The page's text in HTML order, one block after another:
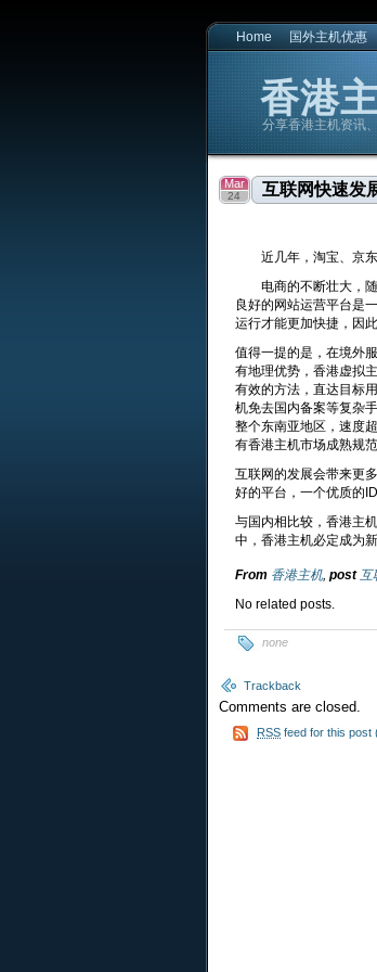
Home 国外主机优惠
香港
分享香港主机资讯
互联网快速发
Mar
24
近几年，淘宝、京东
电商的不断壮大，随
良好的网站运营平台是
运行才能更加快捷，因
值得一提的是，在境外
有地理优势，香港虚拟
有效的方法，直达目标
机免去国内备案等复杂
整个东南亚地区，速度
有香港主机市场成熟规
互联网的发展会带来更
好的平台，一个优质的
与国内相比较，香港主
中，香港主机必定成为新
From 香港主机, post 互
No related posts.
none
Trackback
Comments are closed.
RSS feed for this post